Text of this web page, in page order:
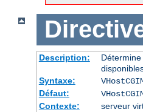
Description:
Syntaxe:
Défaut:
Contexte:
serveur